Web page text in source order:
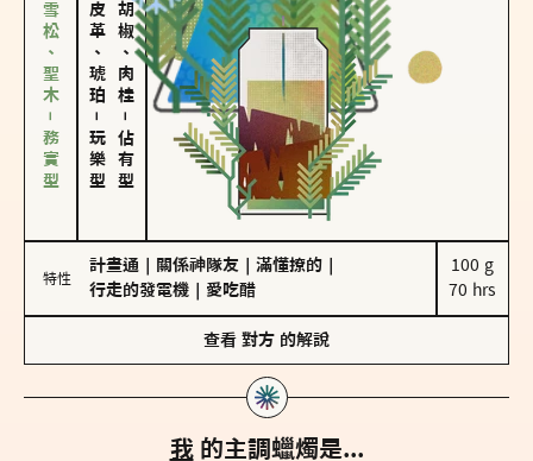
雪松、聖木－務實型 皮革、琥珀
－
玩樂型
胡椒、肉桂
－
佔有型
特性
計畫通 關係神隊友 滿懂撩的
行走的發電機
愛吃醋
100 g
70 hrs
查看 對方 的解說
我 的主調蠟燭是...